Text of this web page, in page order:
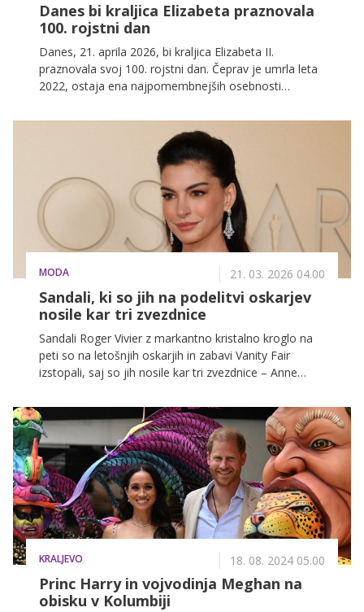
Danes bi kraljica Elizabeta praznovala
100. rojstni dan
Danes, 21. aprila 2026, bi kraljica Elizabeta II.
praznovala svoj 100. rojstni dan. Čeprav je umrla leta
2022, ostaja ena najpomembnejših osebnosti
MODA 21. 03. 2026 04.00
Sandali, ki so jih na podelitvi oskarjev
nosile kar tri zvezdnice
Sandali Roger Vivier z markantno kristalno kroglo na
peti so na letošnjih oskarjih in zabavi Vanity Fair
izstopali, saj so jih nosile kar tri zvezdnice – Anne
KRALJEVO 18. 08. 2024 05.00
Princ Harry in vojvodinja Meghan na
obisku v Kolumbiji